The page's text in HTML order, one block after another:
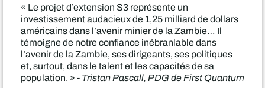
« Le projet d’extension S3 représente un
investissement audacieux de 1,25 milliard de dollars
américains dans l’avenir minier de la Zambie… Il
témoigne de notre confiance inébranlable dans
l’avenir de la Zambie, ses dirigeants, ses politiques
et, surtout, dans le talent et les capacités de sa
population. » -Tristan Pascall, PDG de First Quantum